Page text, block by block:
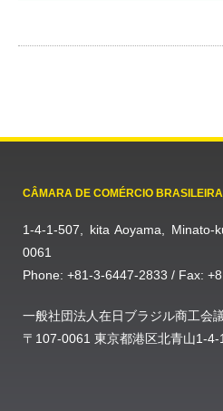
CÂMARA DE COMÉRCIO
1-4-1-507, kita Aoyama, Minato-
0061
Phone: +81-3-6447-2833 / Fax:
一般社団法人在日ブラジル商工会
〒107-0061 東京都港区北青山1-